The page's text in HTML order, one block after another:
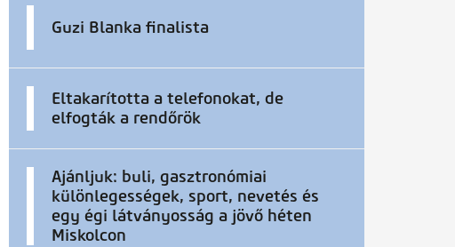
Guzi Blanka finalista
Eltakarította a telefonokat, de
elfogták a rendőrök
Ajánljuk: buli, gasztronómiai
különlegességek, sport, nevetés és
egy égi látványosság a jövő héten
Miskolcon